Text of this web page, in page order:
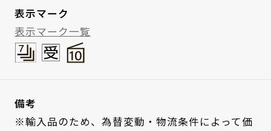
表示マーク
表示マーク一覧
備考
※輸入品のため、為替変動・物流条件によって価